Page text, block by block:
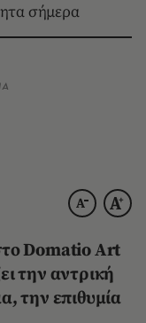
σήμερα
Domatio Art
την αντρική
την επιθυμία